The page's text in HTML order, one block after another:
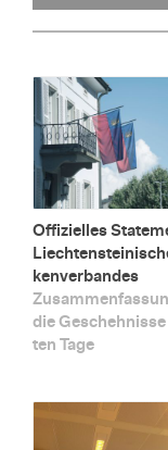
Of­fi­zi­el­les
ken­ver­ban­des
die
ten Tage